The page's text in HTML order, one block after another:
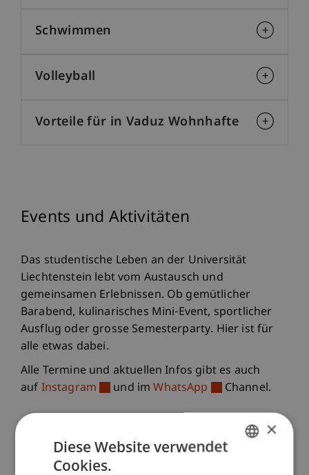
Schwimmen
Volleyball
Vorteile für in Vaduz Wohnhafte
Events und Aktivitäten
Das studentische Leben an der Universität
Liechtenstein lebt vom Austausch und
gemeinsamen Erlebnissen. Ob gemütlicher
Barabend, kulinarisches Mini-Event, sportlicher
Ausflug oder grosse Semesterparty. Hier ist für
alle etwas dabei.
Alle Termine und aktuellen Infos gibt es auch
auf Instagram und imWhatsApp Channel.
Red Pavillon Mini-Events Ausflüge
×
Diese Website verwendet
Cookies.